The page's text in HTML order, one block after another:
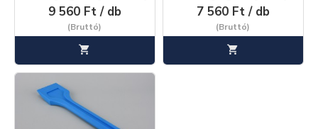
9 560 Ft / db
(Bruttó)
7 560 Ft / db
(Bruttó)